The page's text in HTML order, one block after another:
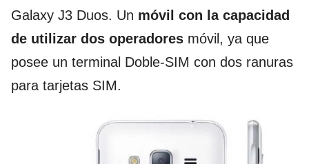
Galaxy J3 Duos. Un móvil con la capacidad
de utilizar dos operadores móvil, ya que
posee un terminal Doble-SIM con dos ranuras
para tarjetas SIM.